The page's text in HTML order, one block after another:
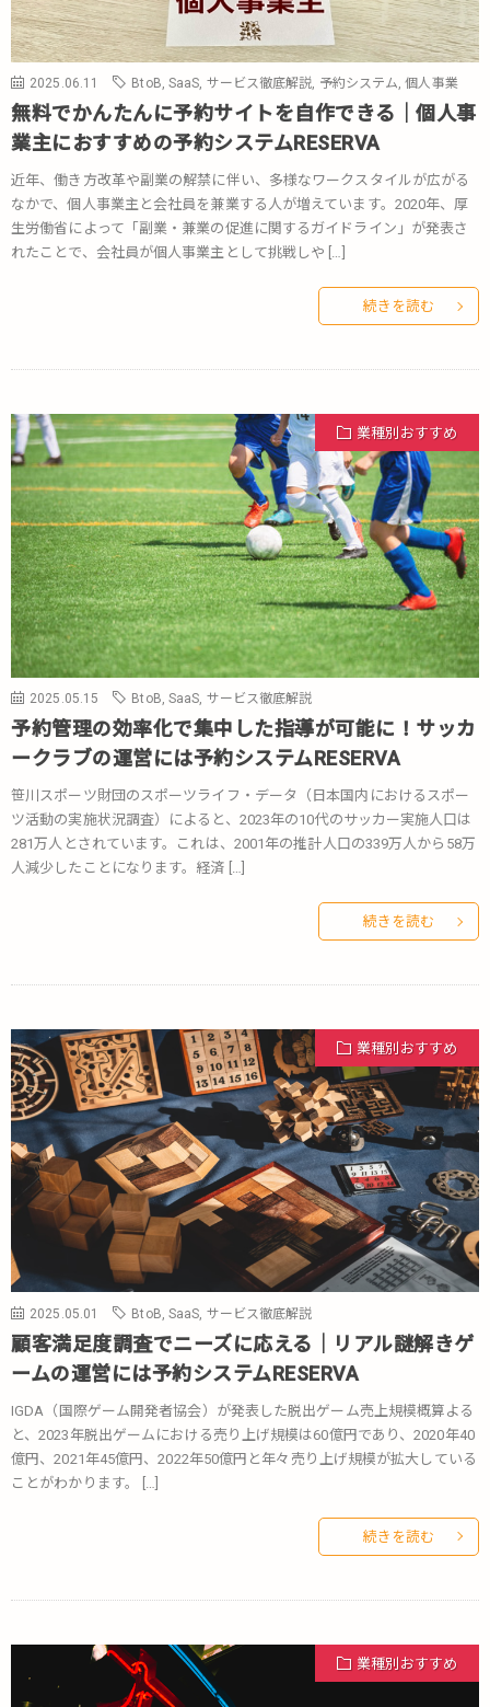
2025.06.11 BtoB, SaaS, サービス徹底解説, 予約システム,個人事業
無料でかんたんに予約サイトを自作できる｜個人事
業主におすすめの予約システムRESERVA
近年、働き方改革や副業の解禁に伴い、多様なワークスタイルが広がる
なかで、個人事業主と会社員を兼業する人が増えています。2020年、厚
生労働省によって「副業・兼業の促進に関するガイドライン」が発表さ
れたことで、会社員が個人事業主として挑戦しや […]
続きを読む
業種別おすすめ
2025.05.15 BtoB, SaaS, サービス徹底解説
予約管理の効率化で集中した指導が可能に！サッカ
ークラブの運営には予約システムRESERVA
笹川スポーツ財団のスポーツライフ・データ（日本国内におけるスポー
ツ活動の実施状況調査）によると、2023年の10代のサッカー実施人口は
281万人とされています。これは、2001年の推計人口の339万人から58万
人減少したことになります。経済 […]
続きを読む
業種別おすすめ
2025.05.01 BtoB SaaS サービス徹底解説
顧客満足度調査でニーズに応える｜リアル謎解きゲ
ームの運営には予約システムRESERVA
IGDA（国際ゲーム開発者協会）が発表した脱出ゲーム売上規模概算よる
と、2023年脱出ゲームにおける売り上げ規模は60億円であり、2020年40
億円、2021年45億円、2022年50億円と年々売り上げ規模が拡大している
ことがわかります。 […]
続きを読む
業種別おすすめ